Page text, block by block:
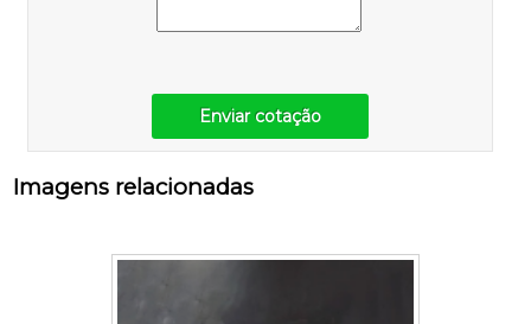
Enviar cotação
Imagens relacionadas